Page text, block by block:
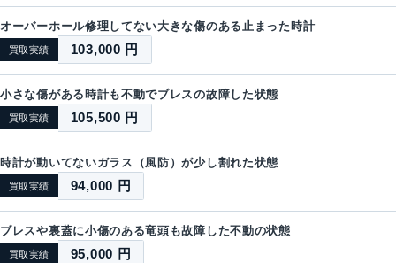
オーバーホール修理してない大きな傷のある止まった時計
買取実績 103,000 円
小さな傷がある時計も不動でブレスの故障した状態
買取実績 105,500 円
時計が動いてないガラス（風防）が少し割れた状態
買取実績 94,000 円
ブレスや裏蓋に小傷のある竜頭も故障した不動の状態
買取実績 95,000 円